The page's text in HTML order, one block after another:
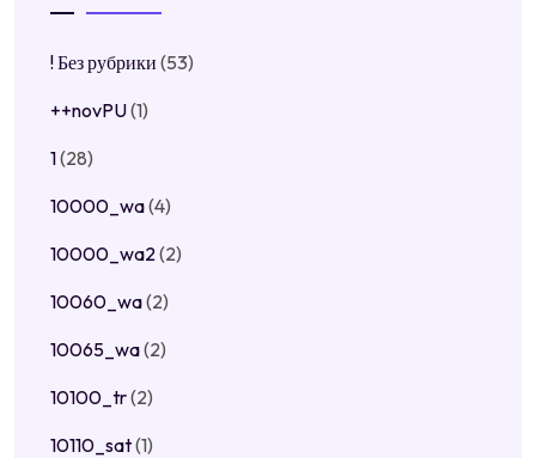
! Без рубрики (53)
++novPU(1)
1(28)
10000_wa(4)
10000_wa2(2)
10060_wa(2)
10065_wa(2)
10100_tr(2)
10110_sat(1)